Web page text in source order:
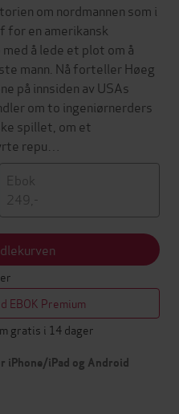
om nordmannen som i
for en amerikansk
å lede et plot om å
mann. Nå forteller Høeg
på innsiden av USAs
om to ingeniørnerders
spillet, om et
repu…
Ebok
249,-
EBOK Premium
gratis i 14 dager
iPhone/iPad og Android